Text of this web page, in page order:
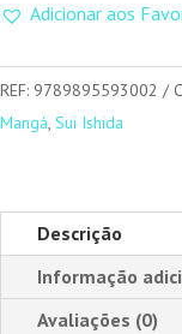
GhoulAdicionar aos
REF: 9789895593002
Mangá, Sui Ishida
Descrição
Informação
Avaliações (0)